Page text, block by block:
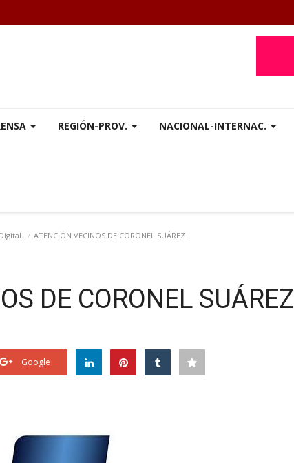
REGIÓN-PROV. NACIONAL-INTERNAC.
ATENCIÓN VECINOS DE CORONEL SUÁREZ
DE CORONEL SUÁREZ
Google